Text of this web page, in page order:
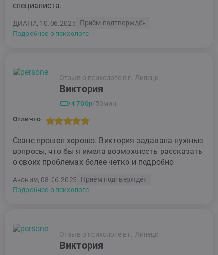
специалиста.
ДИАНА, 10.06.2025
Приём подтверждён
Подробнее о психологе
Отзыв о психологе в г. Липецк
Виктория
4 700р/50мин
Отлично
Сеанс прошел хорошо. Виктория задавала нужные
вопросы, что бы я имела возможность рассказать
о своих проблемах более четко и подробно
Аноним, 08.06.2025
Приём подтверждён
Подробнее о психологе
Отзыв о психологе в г. Липецк
Виктория